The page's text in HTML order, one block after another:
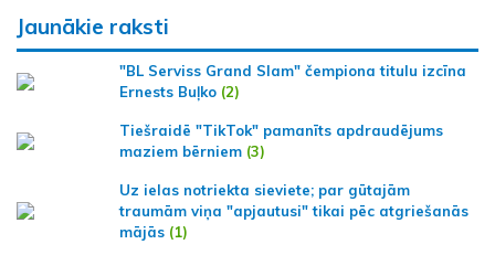
Jaunākie raksti
"BL Serviss Grand Slam" čempiona titulu izcīna
Ernests Buļko (2)
Tiešraidē "TikTok" pamanīts apdraudējums
maziem bērniem (3)
Uz ielas notriekta sieviete; par gūtajām
traumām viņa "apjautusi" tikai pēc atgriešanās
mājās (1)